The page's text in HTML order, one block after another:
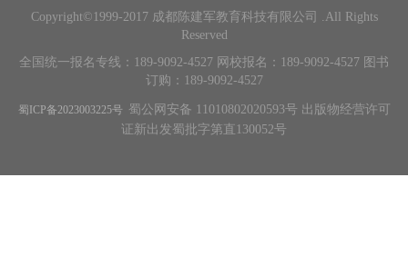
Copyright©1999-2017 成都陈建军教育科技有限公司 .All Rights
Reserved
全国统一报名专线：189-9092-4527 网校报名：189-9092-4527 图书
订购：189-9092-4527
蜀ICP备2023003225号 蜀公网安备 11010802020593号 出版物经营许可
证新出发蜀批字第直130052号